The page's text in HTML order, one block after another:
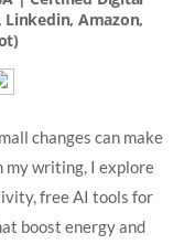
changes can make
my writing, I explore
free AI tools for
boost energy and